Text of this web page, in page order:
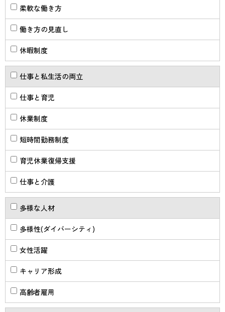
柔軟な働き方
働き方の見直し
休暇制度
仕事と私生活の両立
仕事と育児
休業制度
短時間勤務制度
育児休業復帰支援
仕事と介護
多様な人材
多様性(ダイバーシティ)
女性活躍
キャリア形成
高齢者雇用